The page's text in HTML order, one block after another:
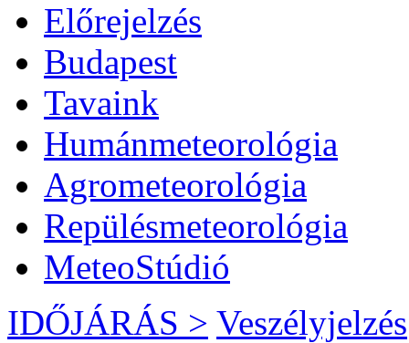
Előrejelzés
Budapest
Tavaink
Humánmeteorológia
Agrometeorológia
Repülésmeteorológia
MeteoStúdió
IDŐJÁRÁS > Veszélyjelzés